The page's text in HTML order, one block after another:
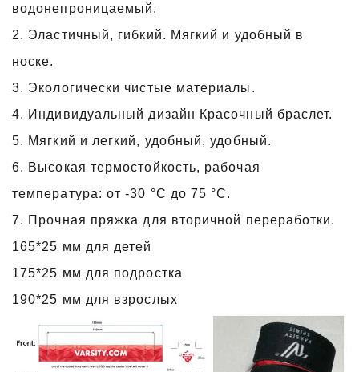
водонепроницаемый.
2. Эластичный, гибкий. Мягкий и удобный в
носке.
3. Экологически чистые материалы.
4. Индивидуальный дизайн Красочный браслет.
5. Мягкий и легкий, удобный, удобный.
6. Высокая термостойкость, рабочая
температура: от -30 °C до 75 °C.
7. Прочная пряжка для вторичной переработки.
165*25 мм для детей
175*25 мм для подростка
190*25 мм для взрослых